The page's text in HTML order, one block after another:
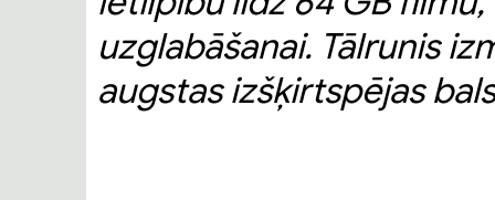
uzglabāšanai. Tālrunis
augstas izšķirtspējas